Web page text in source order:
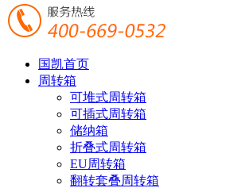
国凯首页
周转箱
可堆式周转箱
可插式周转箱
储纳箱
折叠式周转箱
EU周转箱
翻转套叠周转箱